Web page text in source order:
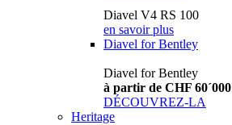
Diavel V4 RS 100
en savoir plus
Diavel for Bentley
Diavel for Bentley
à partir de CHF 60´000
DÉCOUVREZ-LA
Heritage